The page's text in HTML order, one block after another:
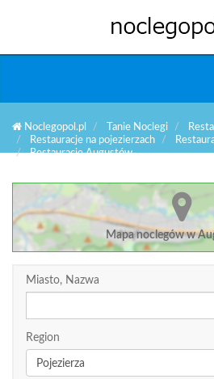
Noclegopol.pl Tanie Noclegi
Restauracje na pojezierzach
Restauracje Augustów
Mapa noclegów w
Miasto, Nazwa
Region
Pojezierza